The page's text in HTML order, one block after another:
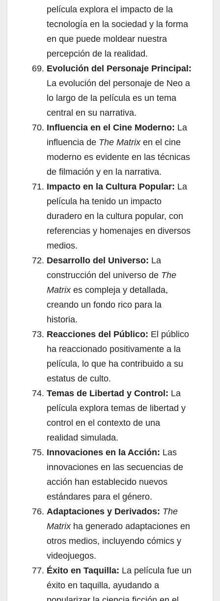
película explora el impacto de la
tecnología en la sociedad y la forma
en que puede moldear nuestra
percepción de la realidad.
Evolución del Personaje Principal:
La evolución del personaje de Neo a
lo largo de la película es un tema
central en su narrativa.
Influencia en el Cine Moderno: La
influencia de The Matrixen el cine
moderno es evidente en las técnicas
de filmación y en la narrativa.
Impacto en la Cultura Popular: La
película ha tenido un impacto
duradero en la cultura popular, con
referencias y homenajes en diversos
medios.
Desarrollo del Universo: La
construcción del universo de The
Matrixes compleja y detallada,
creando un fondo rico para la
historia.
Reacciones del Público: El público
ha reaccionado positivamente a la
película, lo que ha contribuido a su
estatus de culto.
Temas de Libertad y Control: La
película explora temas de libertad y
control en el contexto de una
realidad simulada.
Innovaciones en la Acción: Las
innovaciones en las secuencias de
acción han establecido nuevos
estándares para el género.
Adaptaciones y Derivados: The
Matrixha generado adaptaciones en
otros medios, incluyendo cómics y
videojuegos.
Éxito en Taquilla: La película fue un
éxito en taquilla, ayudando a